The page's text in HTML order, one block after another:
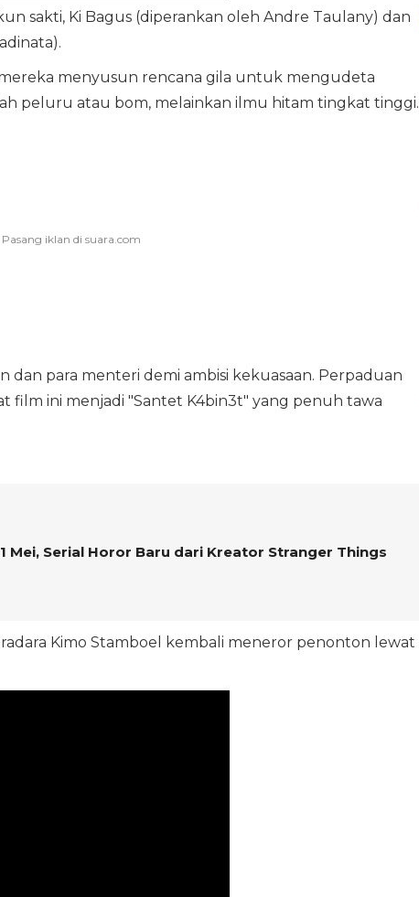
sakti, Ki Bagus (diperankan oleh Andre Taulany) dan
menyusun rencana gila untuk mengudeta
peluru atau bom, melainkan ilmu hitam tingkat tinggi.
dan para menteri demi ambisi kekuasaan. Perpaduan
film ini menjadi "Santet K4bin3t" yang penuh tawa
Mei, Serial Horor Baru dari Kreator Stranger Things
Kimo Stamboel kembali meneror penonton lewat